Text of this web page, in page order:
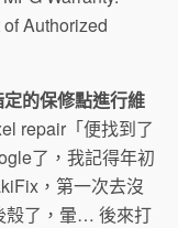
Authorized
的保修點進行維
repair「便找到了
了，我記得年初
，第一次去沒
殼了，暈… 後來打